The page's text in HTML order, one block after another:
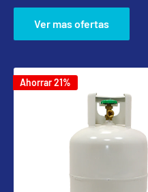
Ver mas ofertas
Ahorrar 21%